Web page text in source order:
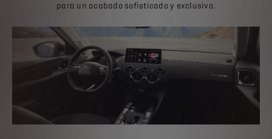
para un acabado sofisticado y exclusivo.